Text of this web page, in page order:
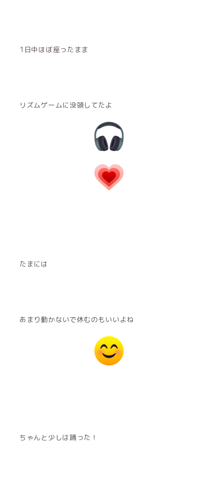
1日中ほぼ座ったまま
リズムゲームに没頭してたよ
たまには
あまり動かないで休むのもいいよね
ちゃんと少しは踊った！